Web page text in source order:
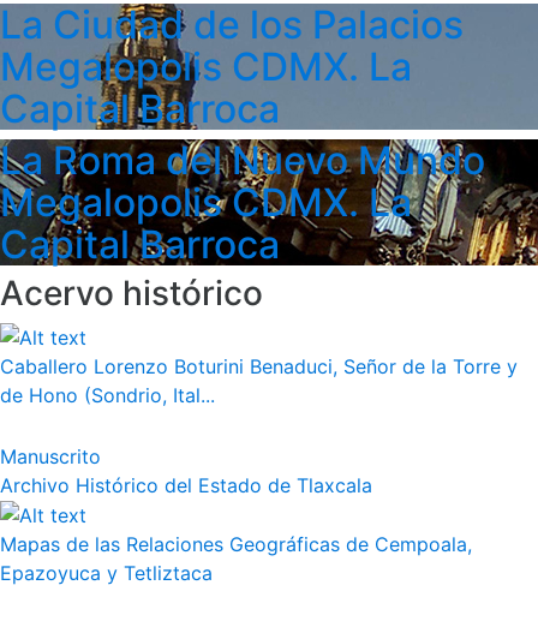
La Ciudad de los Palacios
Megalopolis CDMX. La
Capital Barroca
La Roma del Nuevo Mundo
Megalopolis CDMX. La
Capital Barroca
Acervo histórico
Caballero Lorenzo Boturini Benaduci, Señor de la Torre y
de Hono (Sondrio, Ital...
Manuscrito
Archivo Histórico del Estado de Tlaxcala
Mapas de las Relaciones Geográficas de Cempoala,
Epazoyuca y Tetliztaca